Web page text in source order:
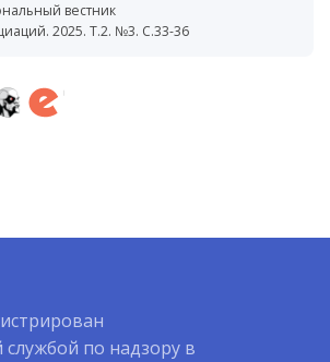
вестник
2025. Т.2. №3. С.33-36
по надзору в